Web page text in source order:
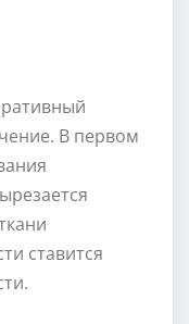
В первом
ставится